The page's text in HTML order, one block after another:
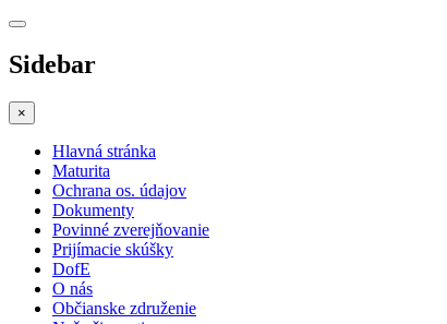
Sidebar
×
Hlavná stránka
Maturita
Ochrana os. údajov
Dokumenty
Povinné zverejňovanie
Prijímacie skúšky
DofE
O nás
Občianske združenie